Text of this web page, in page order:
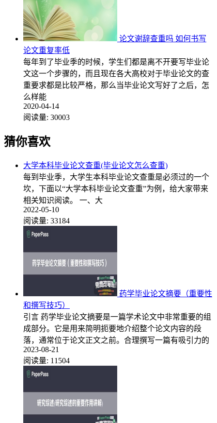
论文谢辞查重吗 如何书写
论文重复率低
每年到了毕业季的时候，学生们都是离不开要写毕业论
文这一个步骤的，而且现在各大高校对于毕业论文的查
重要求都是比较严格，那么当毕业论文写好了之后，怎
么样能
2020-04-14
阅读量: 30003
猜你喜欢
大学本科毕业论文查重(毕业论文怎么查重)
每到毕业季，大学生本科毕业论文查重是必须过的一个
坎，下面以“大学本科毕业论文查重”为例，给大家带来
相关知识阅读。 一、大
2022-05-10
阅读量: 33184
药学毕业论文摘要（重要性
和撰写技巧）
引言 药学毕业论文摘要是一篇学术论文中非常重要的组
成部分。它是用来简明扼要地介绍整个论文内容的段
落，通常位于论文正文之前。合理撰写一篇有吸引力的
2023-08-21
阅读量: 11504